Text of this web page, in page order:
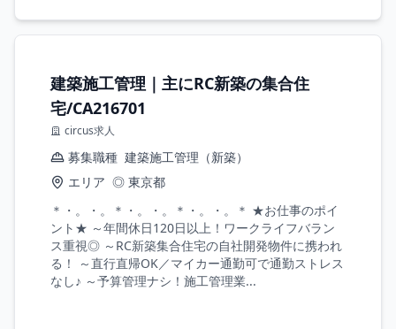
建築施工管理｜主にRC新築の集合住
宅/CA216701
circus求人
募集職種 建築施工管理（新築）
エリア ◎ 東京都
＊・。・。＊・。・。＊・。・。＊ ★お仕事のポイ
ント★ ～年間休日120日以上！ワークライフバラン
ス重視◎ ～RC新築集合住宅の自社開発物件に携われ
る！ ～直行直帰OK／マイカー通勤可で通勤ストレス
なし♪ ～予算管理ナシ！施工管理業...